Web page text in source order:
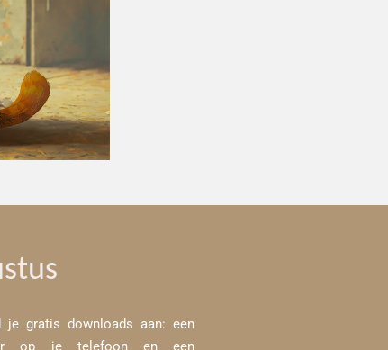
je gratis downloads aan: een
op je telefoon en een